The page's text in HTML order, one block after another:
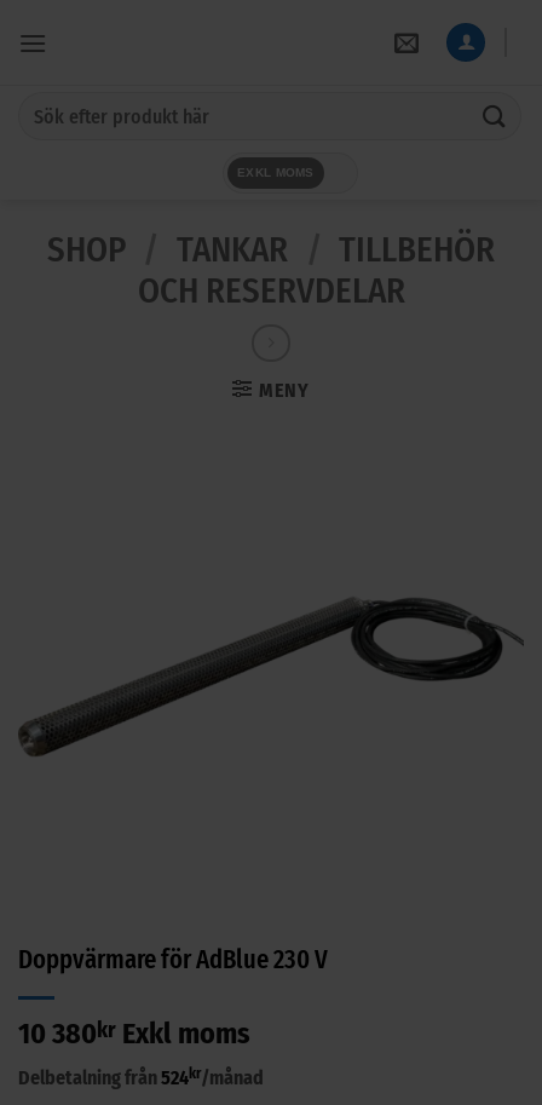
EXKL MOMS
SHOP TANKAR
TILLBEHÖR
OCH RESERVDELAR
MENY
Doppvärmare för AdBlue 230 V
10 380 kr Exkl moms
Delbetalning från524 kr/månad